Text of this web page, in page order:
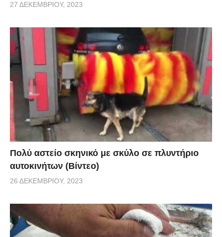
27 ΔΕΚΕΜΒΡΊΟΥ, 2023
Πολύ αστείο σκηνικό με σκύλο σε πλυντήριο
αυτοκινήτων (Βίντεο)
26 ΔΕΚΕΜΒΡΊΟΥ, 2023